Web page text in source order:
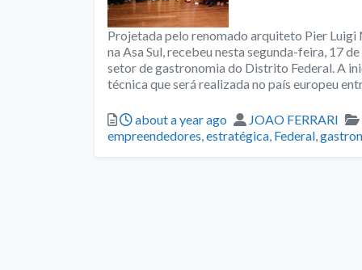
Projetada pelo renomado arquiteto Pier Luigi
na Asa Sul, recebeu nesta segunda-feira, 17
setor de gastronomia do Distrito Federal. A
técnica que será realizada no país europeu
Posted
about a year ago Author
JOAO FERRARI
empreendedores,estratégica, Federal,